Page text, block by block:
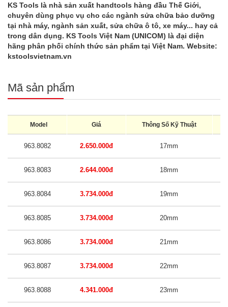
KS Tools là nhà sản xuất handtools hàng đầu Thế Giới,
chuyên dùng phục vụ cho các ngành sửa chữa bảo dưỡng
tại nhà máy, ngành sản xuất, sửa chữa ô tô, xe máy... hay cả
trong dân dụng. KS Tools Việt Nam (UNICOM) là đại diện
hãng phân phối chính thức sản phẩm tại Việt Nam. Website:
kstoolsvietnam.vn
Mã sản phẩm
Model Giá Thông Số Kỹ Thuật
963.8082 2.650.000đ 17mm
963.8083 2.644.000đ 18mm
963.8084 3.734.000đ 19mm
963.8085 3.734.000đ 20mm
963.8086 3.734.000đ 21mm
963.8087 3.734.000đ 22mm
963.8088 4.341.000đ 23mm